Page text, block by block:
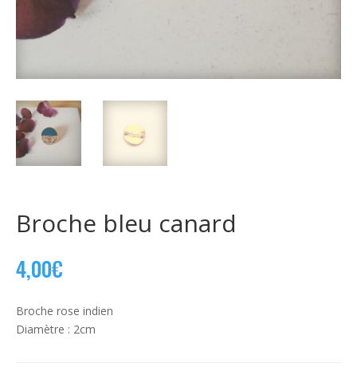
Broche bleu canard
4,00€
Broche rose indien
Diamètre : 2cm